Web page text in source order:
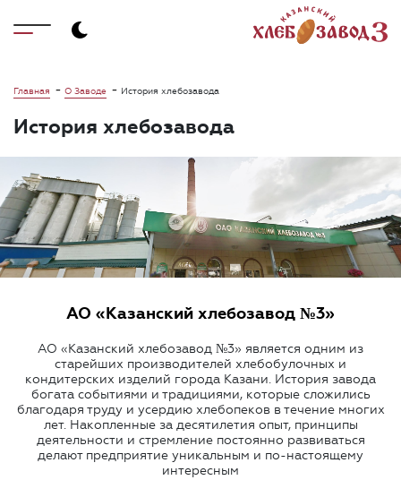
Главная - О Заводе - История хлебозавода
История хлебозавода
АО «Казанский хлебозавод №3»
АО «Казанский хлебозавод №3» является одним из
старейших производителей хлебобулочных и
кондитерских изделий города Казани. История завода
богата событиями и традициями, которые сложились
благодаря труду и усердию хлебопеков в течение многих
лет. Накопленные за десятилетия опыт, принципы
деятельности и стремление постоянно развиваться
делают предприятие уникальным и по-настоящему
интересным